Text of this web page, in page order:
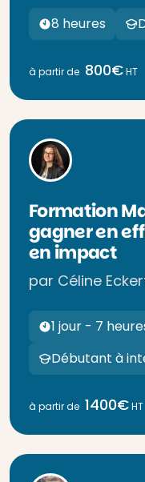
8 heures
à partir de 800€HT
Formation
gagner en
en impact
par Céline
1 jour - 7
Débutant à
à partir de 1400€HT